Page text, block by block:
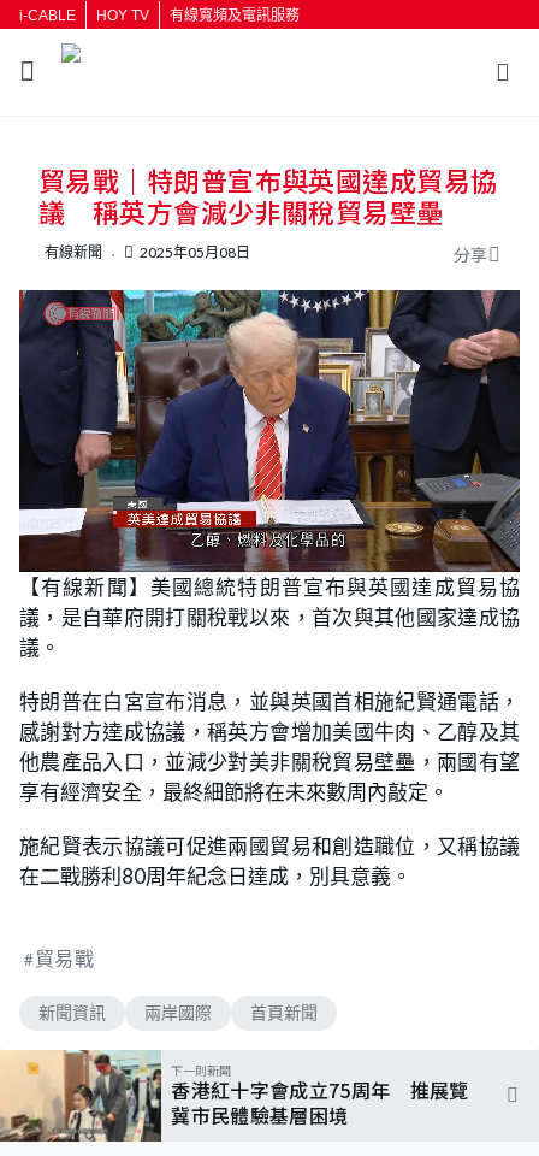
i-CABLE HOY TV 有線寬頻及電訊服務
按輸入鍵開始搜尋
貿易戰｜特朗普宣布與英國達成貿易協
議 稱英方會減少非關稅貿易壁壘
有線新聞 2025年05月08日 分享
n
m
u
t
e
o
a
d
e
d
3
6
%
【有線新聞】美國總統特朗普宣布與英國達成貿易協
議，是自華府開打關稅戰以來，首次與其他國家達成協
議。
特朗普在白宮宣布消息，並與英國首相施紀賢通電話，
感謝對方達成協議，稱英方會增加美國牛肉、乙醇及其
他農產品入口，並減少對美非關稅貿易壁壘，兩國有望
享有經濟安全，最終細節將在未來數周內敲定。
施紀賢表示協議可促進兩國貿易和創造職位，又稱協議
在二戰勝利80周年紀念日達成，別具意義。
貿易戰
新聞資訊 兩岸國際 首頁新聞
下一則新聞
香港紅十字會成立75周年 推展覽
冀市民體驗基層困境